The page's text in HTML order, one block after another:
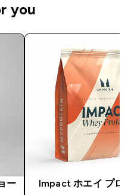
you
ー
Impact ホエイ プロ